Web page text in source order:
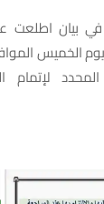
بيان اطلعت
المحدد